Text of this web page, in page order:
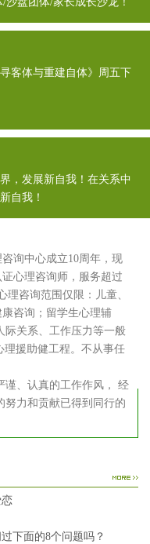
客体与重建自体》周五下
，发展新自我！在关系中
自我！
中心成立10周年，现
心理咨询师，服务超过
理咨询范围仅限：儿童、
咨询；留学生心理辅
际关系、工作压力等一般
理援助健工程。不从事任
、认真的工作作风， 经
努力和贡献已得到同行的
下面的8个问题吗？